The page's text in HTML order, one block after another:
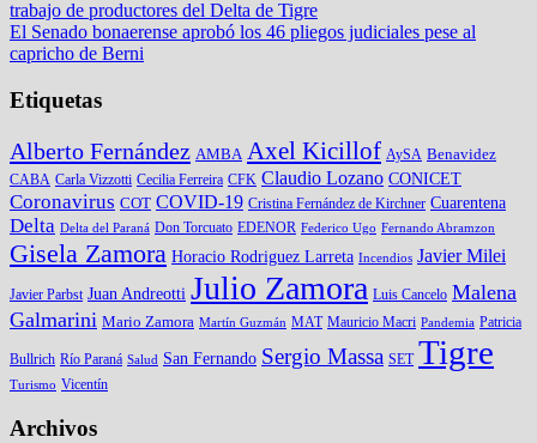
de
entradas
trabajo de productores del Delta de Tigre
El Senado bonaerense aprobó los 46 pliegos judiciales pese al
capricho de Berni
Etiquetas
Alberto Fernández AMBA Axel Kicillof AySA Benavidez
CABA Carla Vizzotti Cecilia Ferreira CFK Claudio Lozano CONICET
Coronavirus COT COVID-19 Cristina Fernández de Kirchner Cuarentena
Delta Delta del Paraná Don Torcuato EDENOR Federico Ugo Fernando Abramzon
Gisela Zamora Horacio Rodriguez Larreta Incendios Javier Milei
Javier Parbst Juan Andreotti Julio Zamora Luis Cancelo Malena
Galmarini Mario Zamora Martín Guzmán MAT Mauricio Macri Pandemia Patricia
Bullrich Río Paraná Salud San Fernando Sergio Massa SET Tigre
Turismo Vicentín
Archivos